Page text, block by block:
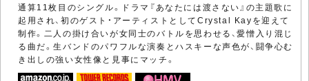
通算11枚目のシングル。ドラマ『あなたには渡さない』の主題歌に
起用され、初のゲスト・アーティストとしてCrystal Kayを迎えて
制作。二人の掛け合いが女同士のバトルを思わせる、愛憎入り混じ
る曲だ。生バンドのパワフルな演奏とハスキーな声色が、闘争心む
き出しの強い女性像と見事にマッチ。